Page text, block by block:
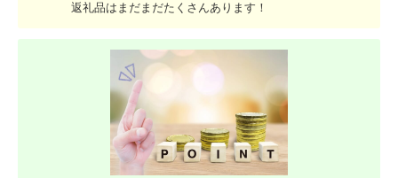
返礼品はまだまだたくさんあります！